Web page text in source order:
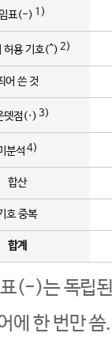
표(-) 1)
허용 기호(^)2)
어 쓴 것
뎃점(·)3)
분석 4)
합산
호 중복
합계
(-)는 독립된
에 한 번만